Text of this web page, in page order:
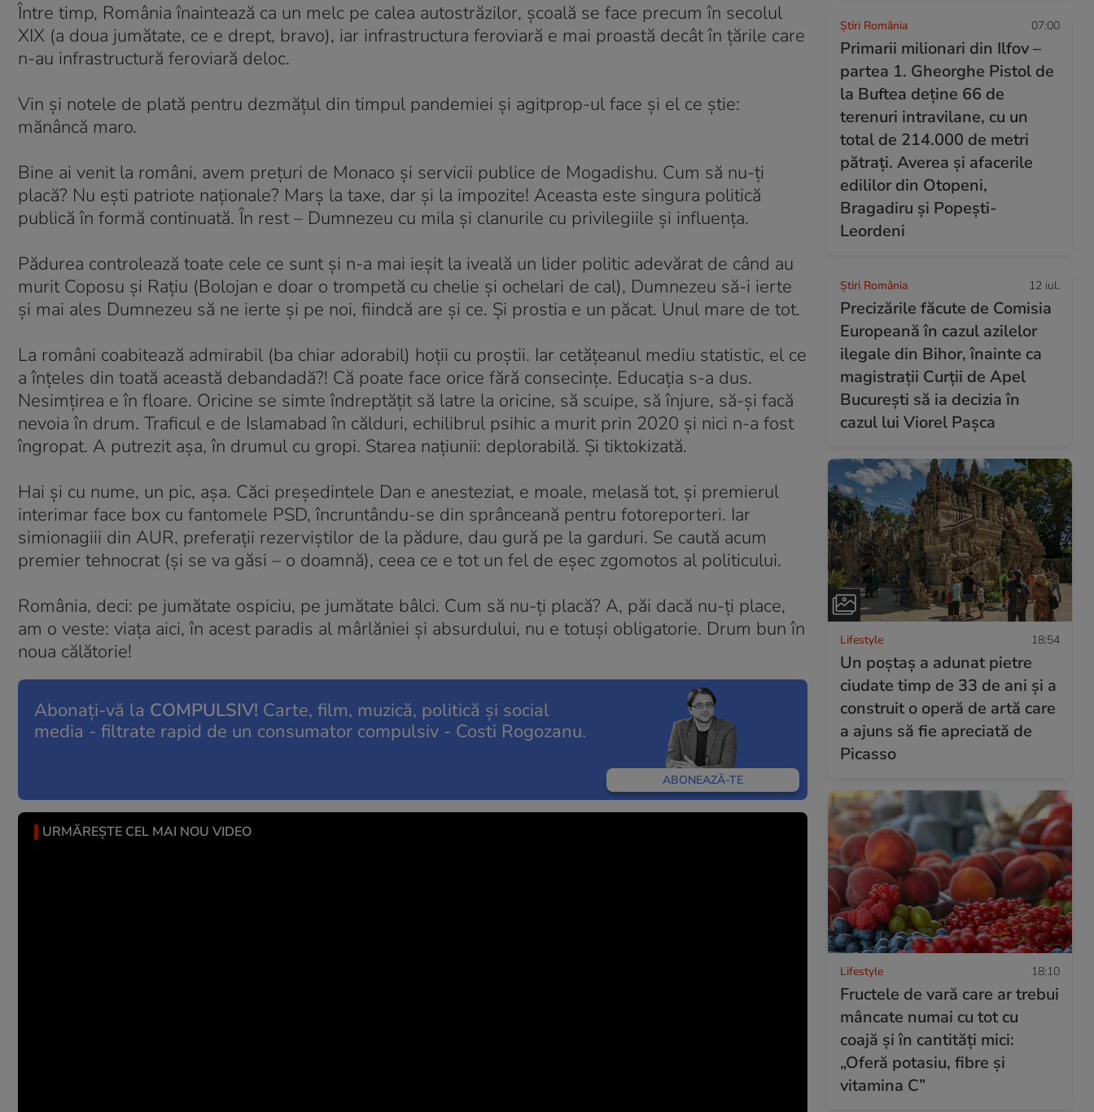
Între timp, România înaintează ca un melc pe calea autostrăzilor, școală se face precum în secolul
XIX (a doua jumătate, ce e drept, bravo), iar infrastructura feroviară e mai proastă decât în țările care
n-au infrastructură feroviară deloc.
Vin și notele de plată pentru dezmățul din timpul pandemiei și agitprop-ul face și el ce știe:
mănâncă maro.
Bine ai venit la români, avem prețuri de Monaco și servicii publice de Mogadishu. Cum să nu-ți
placă? Nu ești patriote naționale? Marș la taxe, dar și la impozite! Aceasta este singura politică
publică în formă continuată. În rest – Dumnezeu cu mila și clanurile cu privilegiile și influența.
Pădurea controlează toate cele ce sunt și n-a mai ieșit la iveală un lider politic adevărat de când au
murit Coposu și Rațiu (Bolojan e doar o trompetă cu chelie și ochelari de cal), Dumnezeu să-i ierte
și mai ales Dumnezeu să ne ierte și pe noi, fiindcă are și ce. Și prostia e un păcat. Unul mare de tot.
La români coabitează admirabil (ba chiar adorabil) hoții cu proștii. Iar cetățeanul mediu statistic, el ce
a înțeles din toată această debandadă?! Că poate face orice fără consecințe. Educația s-a dus.
Nesimțirea e în floare. Oricine se simte îndreptățit să latre la oricine, să scuipe, să înjure, să-și facă
nevoia în drum. Traficul e de Islamabad în călduri, echilibrul psihic a murit prin 2020 și nici n-a fost
îngropat. A putrezit așa, în drumul cu gropi. Starea națiunii: deplorabilă. Și tiktokizată.
Hai și cu nume, un pic, așa. Căci președintele Dan e anesteziat, e moale, melasă tot, și premierul
interimar face box cu fantomele PSD, încruntându-se din sprânceană pentru fotoreporteri. Iar
simionagiii din AUR, preferații rezerviștilor de la pădure, dau gură pe la garduri. Se caută acum
premier tehnocrat (și se va găsi – o doamnă), ceea ce e tot un fel de eșec zgomotos al politicului.
România, deci: pe jumătate ospiciu, pe jumătate bâlci. Cum să nu-ți placă? A, păi dacă nu-ți place,
am o veste: viața aici, în acest paradis al mârlăniei și absurdului, nu e totuși obligatorie. Drum bun în
noua călătorie!
Abonați-vă la COMPULSIV! Carte, film, muzică, politică și social
media - filtrate rapid de un consumator compulsiv - Costi Rogozanu.
ABONEAZĂ-TE
URMĂREȘTE CEL MAI NOU VIDEO
Știri România 07:00
Primarii milionari din Ilfov –
partea 1. Gheorghe Pistol de
la Buftea deține 66 de
terenuri intravilane, cu un
total de 214.000 de metri
pătrați. Averea și afacerile
edililor din Otopeni,
Bragadiru și Popești-
Leordeni
Știri România 12 iul.
Precizările făcute de Comisia
Europeană în cazul azilelor
ilegale din Bihor, înainte ca
magistrații Curții de Apel
București să ia decizia în
cazul lui Viorel Pașca
Lifestyle 18:54
Un poștaș a adunat pietre
ciudate timp de 33 de ani și a
construit o operă de artă care
a ajuns să fie apreciată de
Picasso
Lifestyle 18:10
Fructele de vară care ar trebui
mâncate numai cu tot cu
coajă și în cantități mici:
„Oferă potasiu, fibre și
vitamina C”